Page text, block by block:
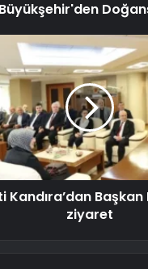
Kandıra’dan Başkan
ziyaret